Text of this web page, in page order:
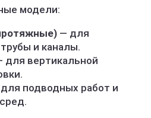
модели:
— для
и каналы.
для вертикальной
подводных работ и